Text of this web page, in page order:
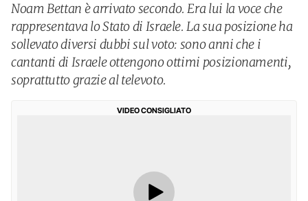
Noam Bettan è arrivato secondo. Era lui la voce che
rappresentava lo Stato di Israele. La sua posizione ha
sollevato diversi dubbi sul voto: sono anni che i
cantanti di Israele ottengono ottimi posizionamenti,
soprattutto grazie al televoto.
VIDEO CONSIGLIATO